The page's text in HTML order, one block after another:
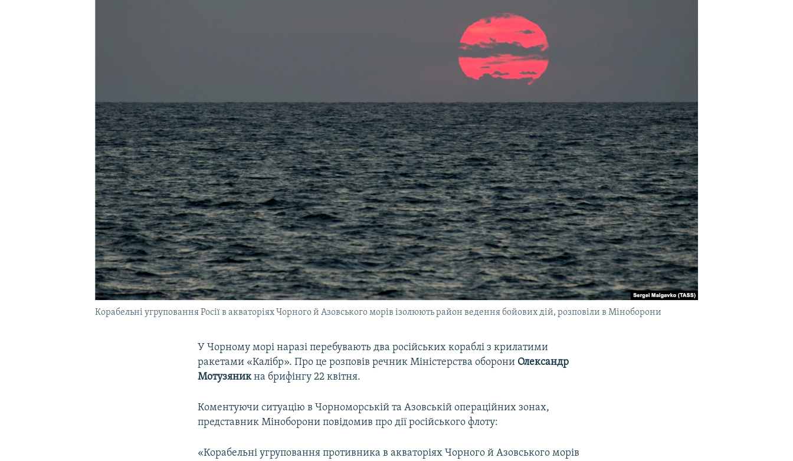
Корабельні угруповання Росії в акваторіях Чорного й Азовського морів ізолюють район ведення бойових дій, розповіли в Міноборони
У Чорному морі наразі перебувають два російських кораблі з крилатими
ракетами «Калібр». Про це розповів речник Міністерства оборони Олександр
Мотузяникна брифінгу 22 квітня.
Коментуючи ситуацію в Чорноморській та Азовській операційних зонах,
представник Міноборони повідомив про дії російського флоту:
«Корабельні угруповання противника в акваторіях Чорного й Азовського морів